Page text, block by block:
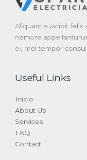
Aliquam suscipit
nemore
ei, mel tempor
Useful Links
Inicio
About Us
Services
FAQ
Contact